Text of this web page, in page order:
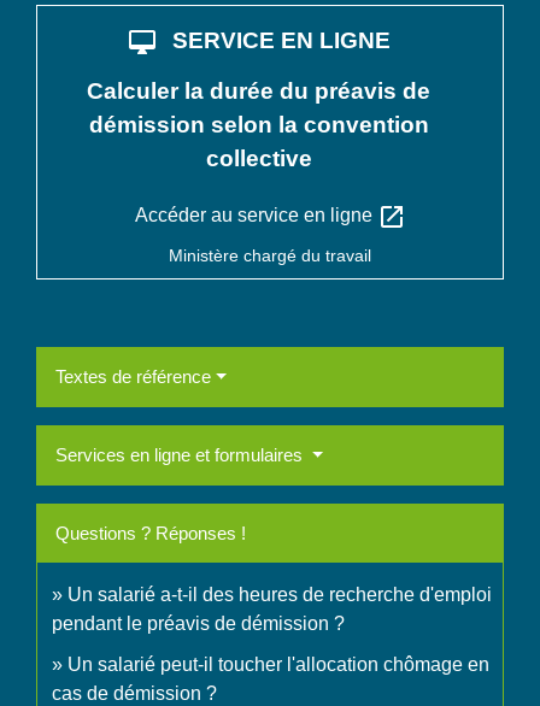
desktop_mac
SERVICE EN LIGNE
Calculer la durée du préavis de
démission selon la convention
collective
Accéder au service en ligne open_in_new
Ministère chargé du travail
Textes de référence
Services en ligne et formulaires
Questions ? Réponses !
Un salarié a-t-il des heures de recherche d'emploi
pendant le préavis de démission ?
Un salarié peut-il toucher l'allocation chômage en
cas de démission ?